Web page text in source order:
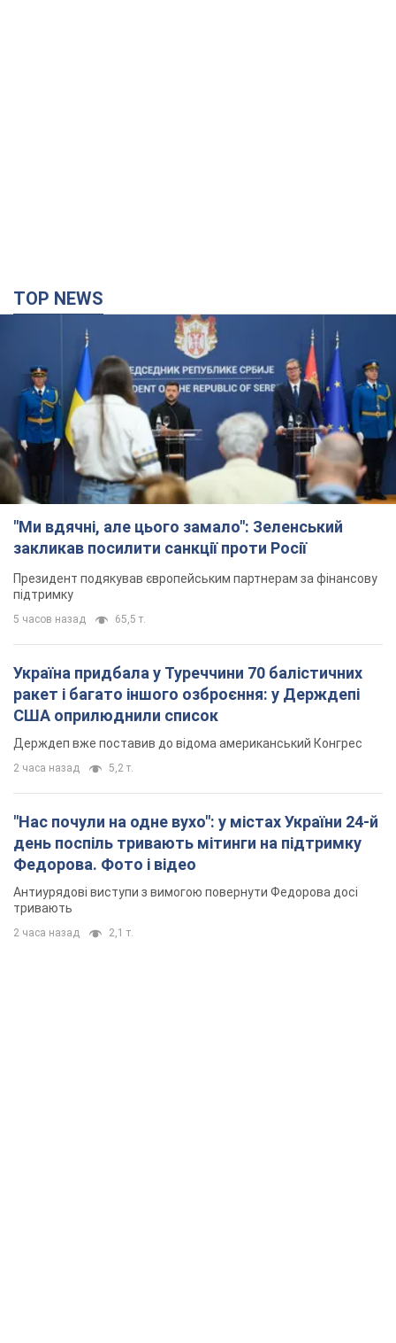
TOP NEWS
"Ми вдячні, але цього замало": Зеленський
закликав посилити санкції проти Росії
Президент подякував європейським партнерам за фінансову
підтримку
5 часов назад 65,5 т.
Україна придбала у Туреччини 70 балістичних
ракет і багато іншого озброєння: у Держдепі
США оприлюднили список
Держдеп вже поставив до відома американський Конгрес
2 часа назад 5,2 т.
"Нас почули на одне вухо": у містах України 24-й
день поспіль тривають мітинги на підтримку
Федорова. Фото і відео
Антиурядові виступи з вимогою повернути Федорова досі
тривають
2 часа назад 2,1 т.